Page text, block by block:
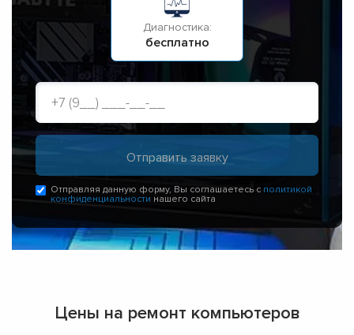
Диагностика:
бесплатно
Отправляя данную форму, Вы соглашаетесь с политикой
конфиденциальности нашего сайта
Цены на ремонт компьютеров